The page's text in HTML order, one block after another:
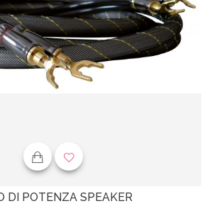
DI POTENZA SPEAKER